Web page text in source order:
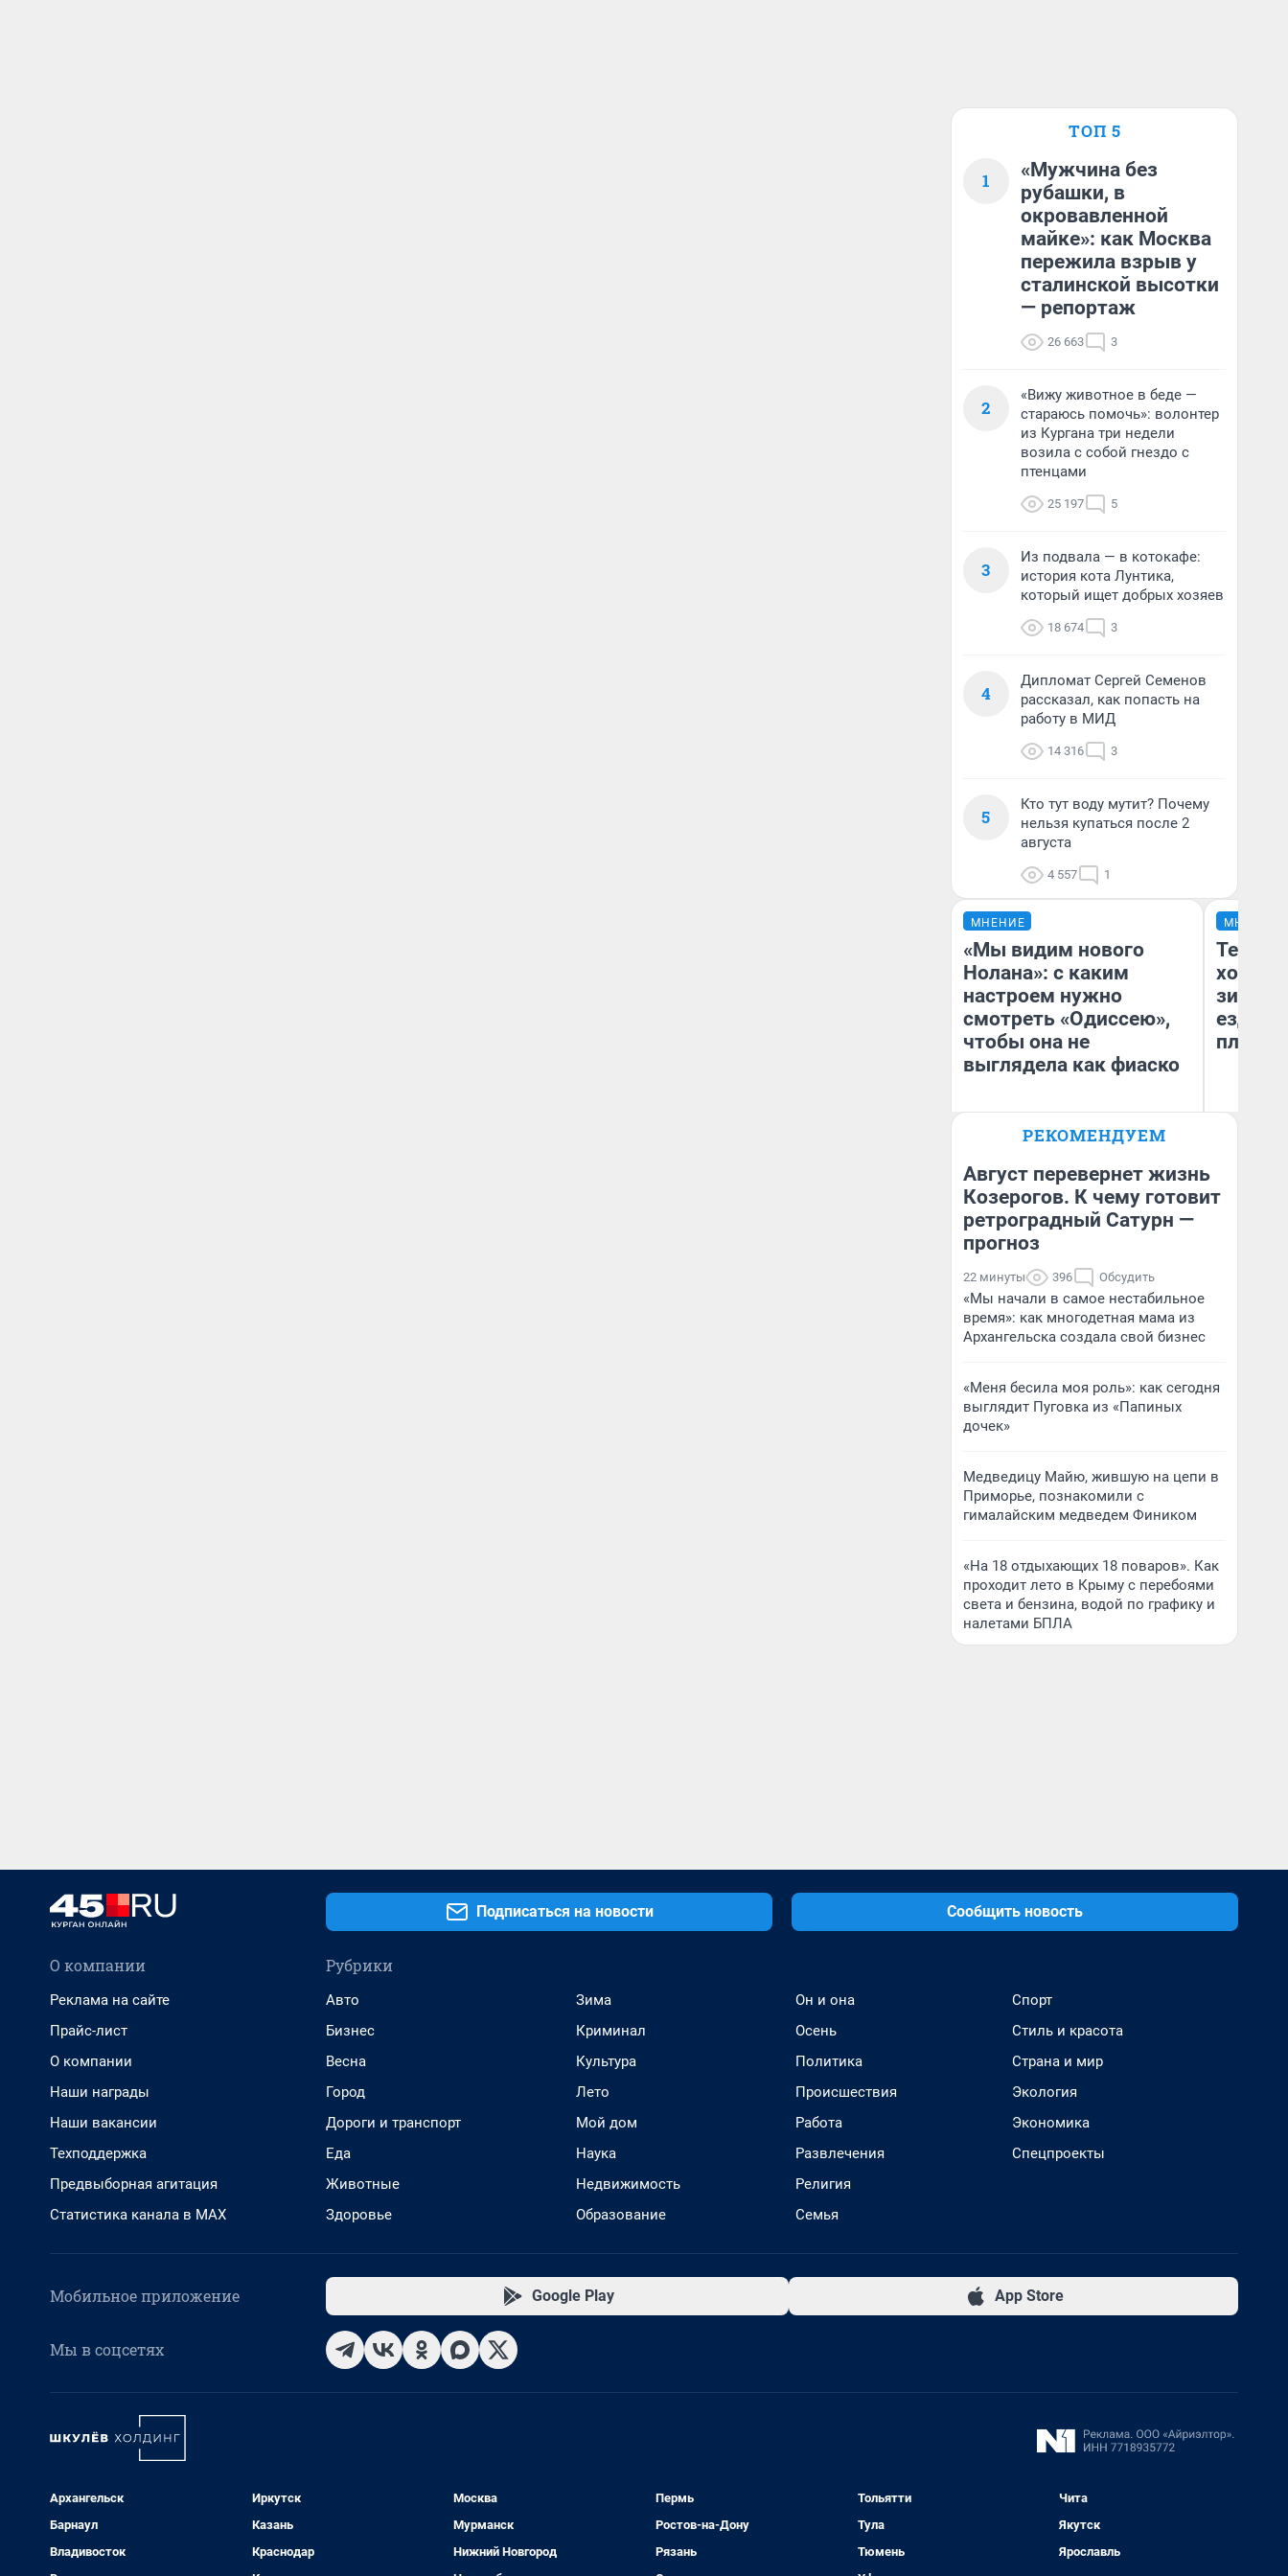
ТОП 5
1
«Мужчина без
рубашки, в
окровавленной
майке»: как Москва
пережила взрыв у
сталинской высотки
— репортаж
26 663 3
2
«Вижу животное в беде —
стараюсь помочь»: волонтер
из Кургана три недели
возила с собой гнездо с
птенцами
25 197 5
3
Из подвала — в котокафе:
история кота Лунтика,
который ищет добрых хозяев
18 674 3
4
Дипломат Сергей Семенов
рассказал, как попасть на
работу в МИД
14 316 3
5
Кто тут воду мутит? Почему
нельзя купаться после 2
августа
4 557 1
МНЕНИЕ
«Мы видим нового
Нолана»: с каким
настроем нужно
смотреть «Одиссею»,
чтобы она не
выглядела как фиаско
Надежда Губарь
МНЕНИЕ
Тепло
зимой.
ездит
плюсы
РЕКОМЕНДУЕМ
Август перевернет жизнь
Козерогов. К чему готовит
ретроградный Сатурн —
прогноз
22 минуты 396 Обсудить
«Мы начали в самое нестабильное
время»: как многодетная мама из
Архангельска создала свой бизнес
«Меня бесила моя роль»: как сегодня
выглядит Пуговка из «Папиных
дочек»
Медведицу Майю, жившую на цепи в
Приморье, познакомили с
гималайским медведем Фиником
«На 18 отдыхающих 18 поваров». Как
проходит лето в Крыму с перебоями
света и бензина, водой по графику и
налетами БПЛА
Подписаться на новости Сообщить новость
О компании
Реклама на сайте
Прайс-лист
О компании
Наши награды
Наши вакансии
Техподдержка
Предвыборная агитация
Статистика канала в MAX
Рубрики
Авто
Бизнес
Весна
Город
Дороги и транспорт
Еда
Животные
Здоровье
Зима
Криминал
Культура
Лето
Мой дом
Наука
Недвижимость
Образование
Он и она
Осень
Политика
Происшествия
Работа
Развлечения
Религия
Семья
Спорт
Стиль и красота
Страна и мир
Экология
Экономика
Спецпроекты
Мобильное приложение Google Play App Store
Мы в соцсетях
Архангельск
Барнаул
Владивосток
Иркутск
Казань
Краснодар
Москва
Мурманск
Нижний Новгород
Пермь
Ростов-на-Дону
Рязань
Тольятти
Тула
Тюмень
Чита
Якутск
Ярославль